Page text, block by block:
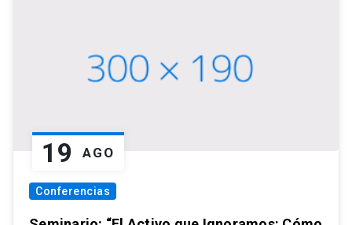
19 AGO
Conferencias